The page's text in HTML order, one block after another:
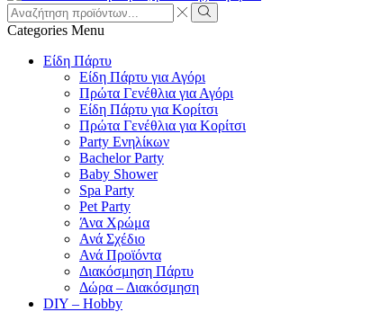
Search
input
Search
Categories Menu
Είδη Πάρτυ
Είδη Πάρτυ για Αγόρι
Πρώτα Γενέθλια για Αγόρι
Είδη Πάρτυ για Κορίτσι
Πρώτα Γενέθλια για Κορίτσι
Party Ενηλίκων
Bachelor Party
Baby Shower
Spa Party
Pet Party
Άνα Χρώμα
Ανά Σχέδιο
Ανά Προϊόντα
Διακόσμηση Πάρτυ
Δώρα – Διακόσμηση
DIY – Hobby